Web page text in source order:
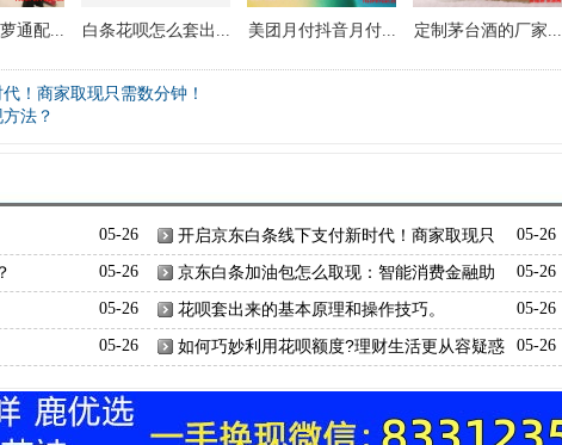
通配... 白条花呗怎么套出... 美团月付抖音月付... 定制茅台酒的厂家...
！商家取现只需数分钟！
法？
05-26 05-26
开启京东白条线下支付新时代！商家取现只
需数分钟！
05-26 05-26
京东白条加油包怎么取现：智能消费金融助
力个人资金增值
05-26 05-26
花呗套出来的基本原理和操作技巧。
05-26 05-26
如何巧妙利用花呗额度?理财生活更从容疑惑